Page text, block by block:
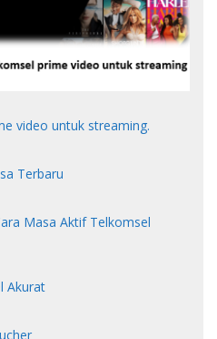
video untuk streaming.
Terbaru
Masa Aktif Telkomsel
Akurat